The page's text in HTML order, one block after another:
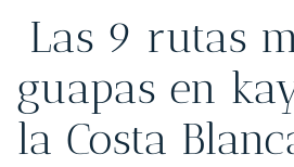
Las 9 rutas
guapas en
la Costa